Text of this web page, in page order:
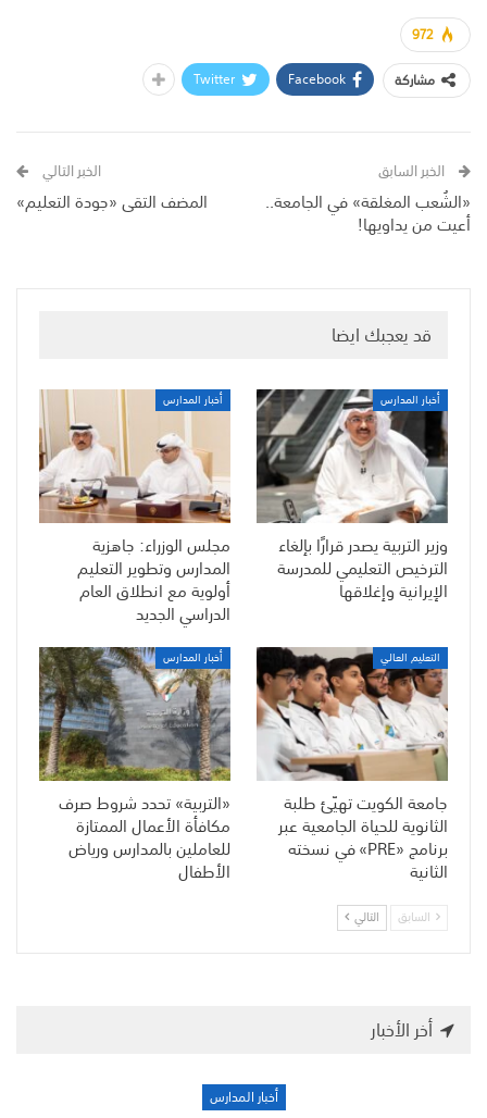
972
مشاركة
Facebook
Twitter
الخبر السابق
«الشُعب المغلقة» في الجامعة..
أعيت من يداويها!
الخبر التالي
المضف التقى «جودة التعليم»
قد يعجبك ايضا
أخبار المدارس
وزير التربية يصدر قرارًا بإلغاء
الترخيص التعليمي للمدرسة
الإيرانية وإغلاقها
أخبار المدارس
مجلس الوزراء: جاهزية
المدارس وتطوير التعليم
أولوية مع انطلاق العام
الدراسي الجديد
التعليم العالي
جامعة الكويت تهيّئ طلبة
الثانوية للحياة الجامعية عبر
برنامج «PRE» في نسخته
الثانية
أخبار المدارس
«التربية» تحدد شروط صرف
مكافأة الأعمال الممتازة
للعاملين بالمدارس ورياض
الأطفال
السابق التالي
أخر الأخبار
أخبار المدارس